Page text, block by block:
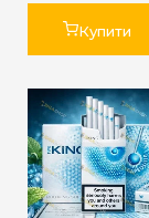
Купити